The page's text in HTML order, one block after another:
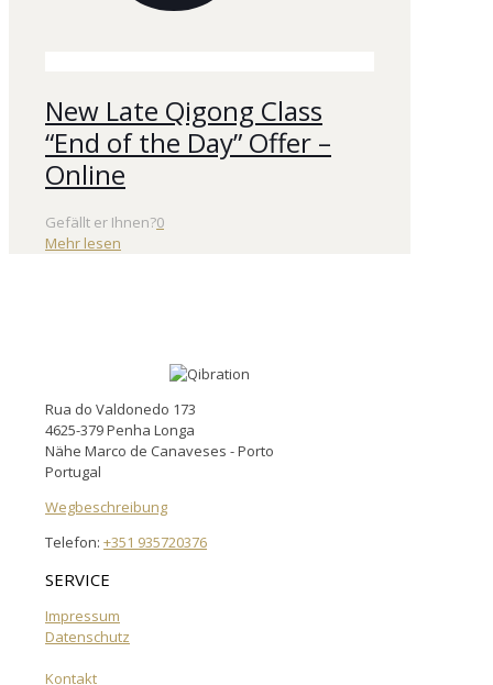
New Late Qigong Class
“End of the Day” Offer –
Online
Gefällt er Ihnen?0
Mehr lesen
Rua do Valdonedo 173
4625-379 Penha Longa
Nähe Marco de Canaveses - Porto
Portugal
Wegbeschreibung
Telefon: +351 935720376
SERVICE
Impressum
Datenschutz
Kontakt